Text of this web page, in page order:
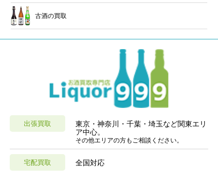
古酒の買取
出張買取
東京・神奈川・千葉・埼玉など関東エリ
ア中心。
その他エリアの方もご相談ください。
宅配買取 全国対応